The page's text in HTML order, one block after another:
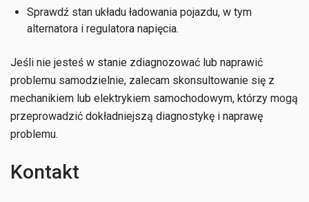
Sprawdź stan układu ładowania pojazdu, w tym
alternatora i regulatora napięcia.
Jeśli nie jesteś w stanie zdiagnozować lub naprawić
problemu samodzielnie, zalecam skonsultowanie się z
mechanikiem lub elektrykiem samochodowym, którzy mogą
przeprowadzić dokładniejszą diagnostykę i naprawę
problemu.
Kontakt